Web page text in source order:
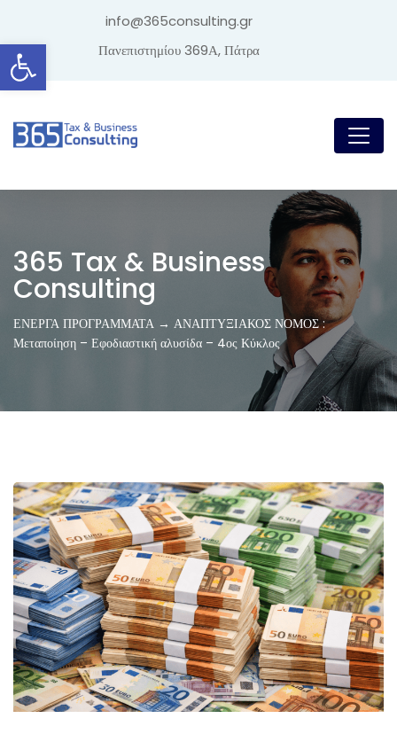
Ανοίξτε τη γραμμή εργαλείων
info@365consulting.gr
Πανεπιστημίου 369Α, Πάτρα
365 Tax & Business
Consulting
ΕΝΕΡΓΑ ΠΡΟΓΡΑΜΜΑΤΑ → ΑΝΑΠΤΥΞΙΑΚΟΣ ΝΟΜΟΣ :
Μεταποίηση – Εφοδιαστική αλυσίδα – 4ος Κύκλος